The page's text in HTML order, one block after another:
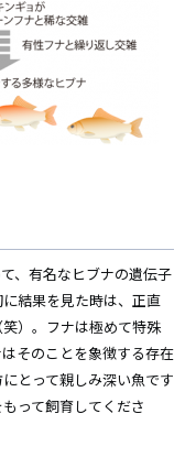
、有名なヒブナの遺伝子
結果を見た時は、正直
）。フナは極めて特殊
そのことを象徴する存在
とって親しみ深い魚です
って飼育してくださ